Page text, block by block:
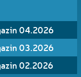
04.2026
03.2026
02.2026